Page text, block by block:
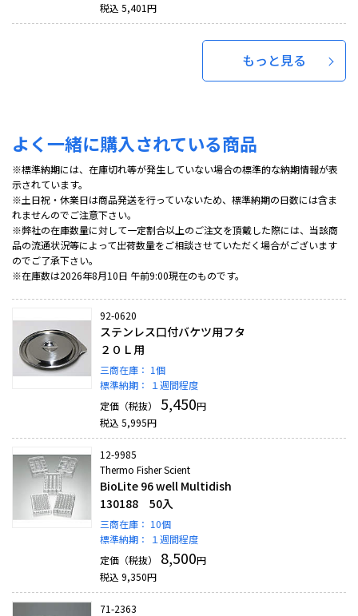
税込 5,401円
もっと見る
よく一緒に購入されている商品
※標準納期には、在庫切れ等が発生していない場合の標準的な納期情報が表
示されています。
※土日祝・休業日は商品発送を行っていないため、標準納期の日数には含ま
れませんのでご注意下さい。
※弊社の在庫数量に対して一定割合以上のご注文を頂戴した際には、当該商
品の流通状況等によって出荷数量をご相談させていただく場合がございます
のでご了承下さい。
※在庫数は2026年8月10日 午前9:00現在のものです。
92-0620
ステンレス口付バケツ用フタ
２０Ｌ用
三商在庫： 1個
標準納期：
１週間程度
定価（税抜）
5,450円
税込 5,995円
12-9985
Thermo Fisher Scient
BioLite 96 well Multidish
130188 50入
三商在庫： 10個
標準納期：
１週間程度
定価（税抜）
8,500円
税込 9,350円
71-2363